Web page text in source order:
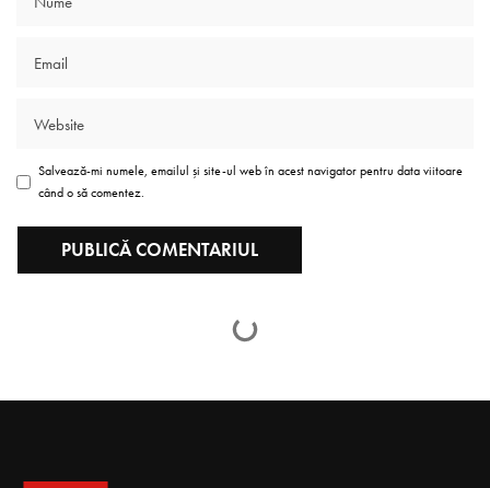
Salvează-mi numele, emailul și site-ul web în acest navigator pentru data viitoare
când o să comentez.